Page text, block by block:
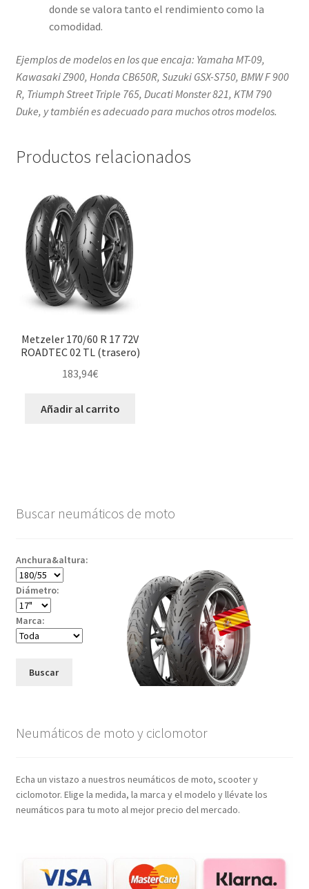
donde se valora tanto el rendimiento como la
comodidad.
Ejemplos de modelos en los que encaja: Yamaha MT-09,
Kawasaki Z900, Honda CB650R, Suzuki GSX-S750, BMW F 900
R, Triumph Street Triple 765, Ducati Monster 821, KTM 790
Duke, y también es adecuado para muchos otros modelos.
Productos relacionados
Metzeler 170/60 R 17 72V
ROADTEC 02 TL (trasero)
183,94€
Añadir al carrito
Buscar neumáticos de moto
Anchura&altura:
Diámetro:
Marca:
Buscar
Neumáticos de moto y ciclomotor
Echa un vistazo a nuestros neumáticos de moto, scooter y
ciclomotor. Elige la medida, la marca y el modelo y llévate los
neumáticos para tu moto al mejor precio del mercado.